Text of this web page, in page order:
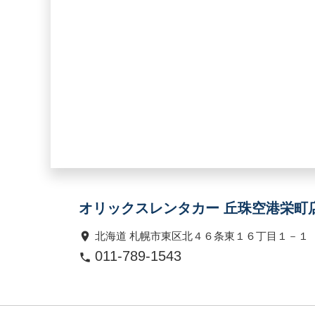
オリックスレンタカー 丘珠空港栄町
北海道 札幌市東区北４６条東１６丁目１－１
011-789-1543